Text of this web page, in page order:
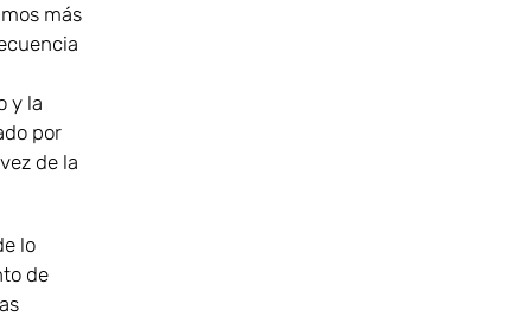
más
y la
por
de la
lo
de